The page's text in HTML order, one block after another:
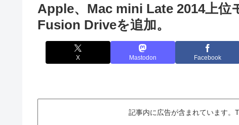
Apple、Mac mini Late 2014上
Fusion Driveを追加。
X Mastodon Facebook
記事内に広告が含まれています。